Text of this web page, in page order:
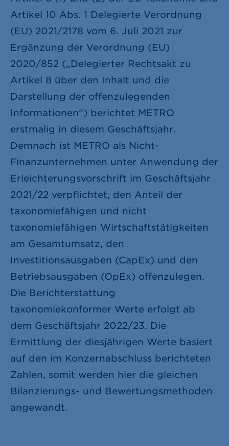
Artikel 10 Abs. 1 Delegierte Verordnung
(EU) 2021/2178 vom 6. Juli 2021 zur
Ergänzung der Verordnung (EU)
2020/852 („Delegierter Rechtsakt zu
Artikel 8 über den Inhalt und die
Darstellung der offenzulegenden
Informationen“) berichtet METRO
erstmalig in diesem Geschäftsjahr.
Demnach ist METRO als Nicht-
Finanzunternehmen unter Anwendung der
Erleichterungsvorschrift im Geschäftsjahr
2021/22 verpflichtet, den Anteil der
taxonomiefähigen und nicht
taxonomiefähigen Wirtschaftstätigkeiten
am Gesamtumsatz, den
Investitionsausgaben (CapEx) und den
Betriebsausgaben (OpEx) offenzulegen.
Die Berichterstattung
taxonomiekonformer Werte erfolgt ab
dem Geschäftsjahr 2022/23. Die
Ermittlung der diesjährigen Werte basiert
auf den im Konzernabschluss berichteten
Zahlen, somit werden hier die gleichen
Bilanzierungs- und Bewertungsmethoden
angewandt.